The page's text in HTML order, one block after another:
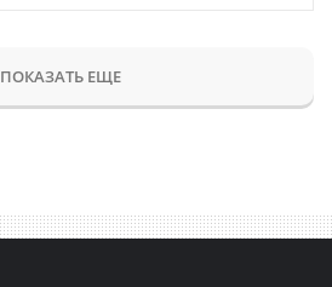
ПОКАЗАТЬ ЕЩЕ